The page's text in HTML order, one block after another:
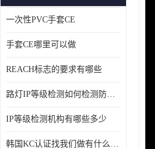
一次性PVC手套CE
手套CE哪里可以做
REACH标志的要求有哪些
路灯IP等级检测如何检测防尘防水
IP等级检测机构有哪些多少
韩国KC认证找我们做有什么优势